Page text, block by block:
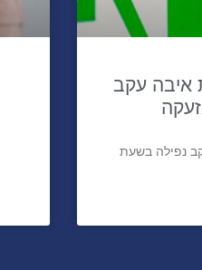
איבה עקב
נפילה בשעת